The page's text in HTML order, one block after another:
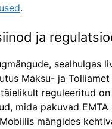
.
ja
sealhulgas
Maksu- ja Tolliamet
reguleeritud
mida pakuvad
mängides